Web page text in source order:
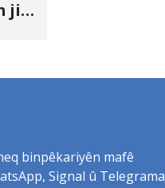
ji
binpêkariyên mafê
Signal û Telegrama